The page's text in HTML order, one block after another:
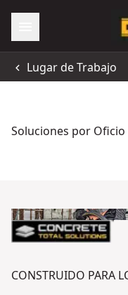
Lugar de Trabajo
Soluciones por Oficio
CONSTRUIDO PARA